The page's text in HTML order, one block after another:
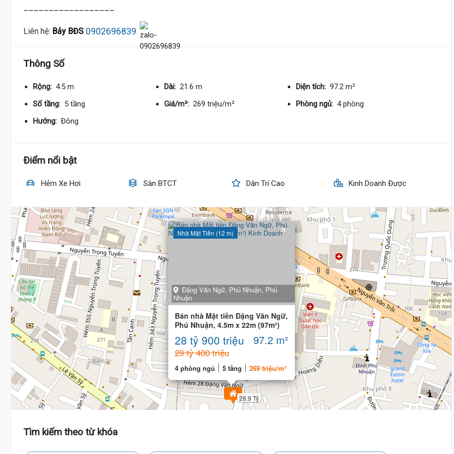
Liên hệ: Bảy BĐS 0902696839
Thông Số
Rộng: 4.5 m Dài: 21.6 m Diện tích: 97.2 m²
Số tầng: 5 tầng Giá/m²: 269 triệu/m² Phòng ngủ: 4 phòng
Hướng: Đông
Điểm nổi bật
Hẻm Xe Hơi Sàn BTCT Dân Trí Cao Kinh Doanh Được
28.9 Tỷ
Nhà Mặt Tiền (12 m)
Đặng Văn Ngữ, Phú Nhuận, Phú
Nhuận
Bán nhà Mặt tiền Đặng Văn Ngữ,
Phú Nhuận, 4.5m x 22m (97m²)
Kinh Doanh
28 tỷ 900 triệu 97.2 m²
29 tỷ 400 triệu
4 phòng ngủ 5 tầng 269 triệu/m²
×
Tìm kiếm theo từ khóa